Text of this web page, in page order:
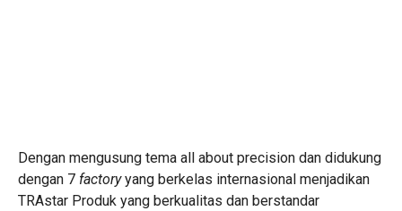
Dengan mengusung tema all about precision dan didukung
dengan 7 factoryyang berkelas internasional menjadikan
TRAstar Produk yang berkualitas dan berstandar